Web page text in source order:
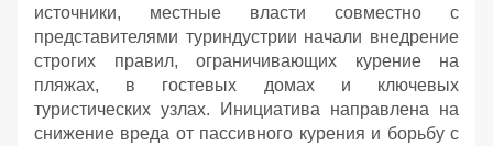
источники, местные власти совместно с
представителями туриндустрии начали внедрение
строгих правил, ограничивающих курение на
пляжах, в гостевых домах и ключевых
туристических узлах. Инициатива направлена на
снижение вреда от пассивного курения и борьбу с